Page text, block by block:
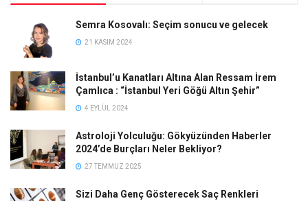
Semra Kosovalı: Seçim sonucu ve gelecek
21 KASIM 2024
İstanbul’u Kanatları Altına Alan Ressam İrem
Çamlıca : “İstanbul Yeri Göğü Altın Şehir”
4 EYLÜL 2024
Astroloji Yolculuğu: Gökyüzünden Haberler
2024’de Burçları Neler Bekliyor?
27 TEMMUZ 2025
Sizi Daha Genç Gösterecek Saç Renkleri